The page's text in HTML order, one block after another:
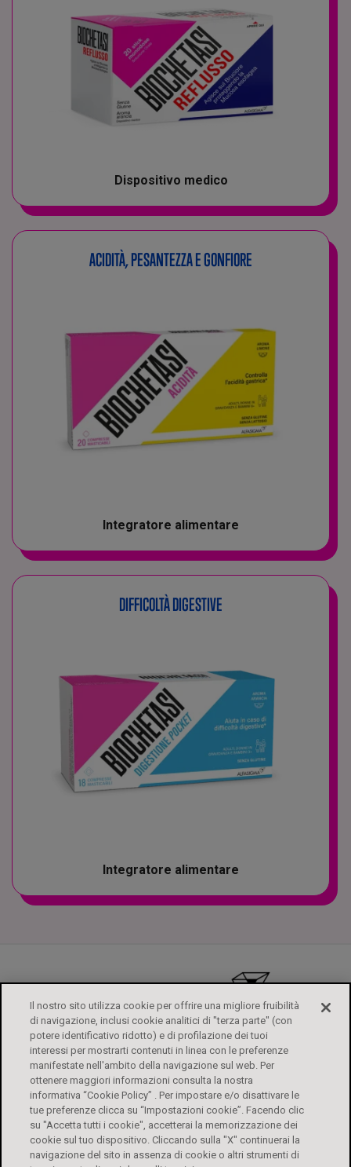
Dispositivo medico
ACIDITÀ, PESANTEZZA E GONFIORE
Integratore alimentare
DIFFICOLTÀ DIGESTIVE
Integratore alimentare
ALFASIGMA FOGLI ILLUSTRATIVI CONTATTI
PRIVACY POLICY
DIRITTI DEGLI INTERESSATI
COOKIE POLICY ACCESSIBILITÀ
Il nostro sito utilizza cookie per offrire una migliore fruibilità
di navigazione, inclusi cookie analitici di "terza parte" (con
potere identificativo ridotto) e di profilazione dei tuoi
interessi per mostrarti contenuti in linea con le preferenze
manifestate nell'ambito della navigazione sul web. Per
ottenere maggiori informazioni consulta la nostra
informativa “Cookie Policy” . Per impostare e/o disattivare le
tue preferenze clicca su “Impostazioni cookie”. Facendo clic
su "Accetta tutti i cookie", accetterai la memorizzazione dei
cookie sul tuo dispositivo. Cliccando sulla "X" continuerai la
navigazione del sito in assenza di cookie o altri strumenti di